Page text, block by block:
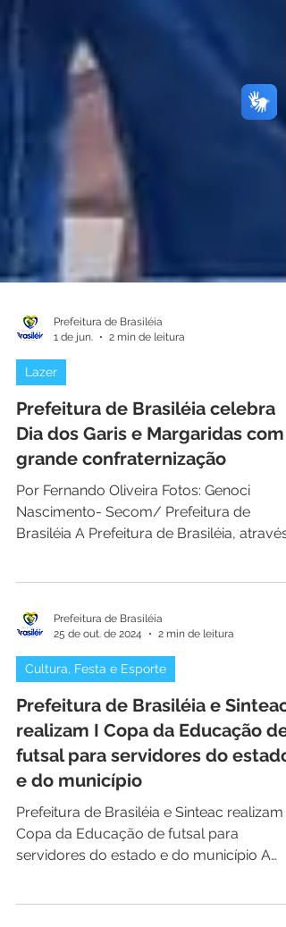
Prefeitura de Brasiléia
1 de jun.
Lazer
Prefeitura de Brasiléia celebra
Dia dos Garis e Margaridas com
grande confraternização
Por Fernando Oliveira Fotos: Genoci
promoveu final de semana uma grande
festa em homenagem ao Dia dos Garis e
Margaridas, em reconhecimento ao
importante trabalho desenvolvido
diariamente por esses profissionais que
contribuem para a limpeza, organização e
embelezamento da cidade. O evento foi
marcado por momentos de alegria,
integração e valorização dos servidores,
Prefeitura de Brasiléia
25 de out. de 2024
2 min de leitura
Cultura, Festa e Esporte
Prefeitura de Brasiléia e Sinteac
realizam I Copa da Educação de
futsal para servidores do estado
e do município
Prefeitura de Brasiléia e Sinteac realizam I